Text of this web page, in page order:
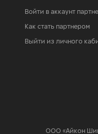
Войти в аккаунт
Как стать партнером
Выйти из личного
ООО «Айкон